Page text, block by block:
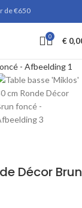
de €650
0 €
Décor Brun